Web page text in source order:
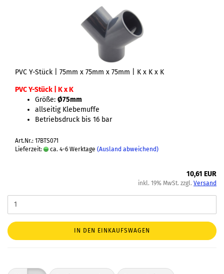
PVC Y-Stück | 75mm x 75mm x 75mm | K x K x K
PVC Y-Stück | K x K
Größe: Ø75mm
allseitig Klebemuffe
Betriebsdruck bis 16 bar
Art.Nr.: 17BTS071
Lieferzeit:
ca. 4-6 Werktage (Ausland abweichend)
10,61 EUR
inkl. 19% MwSt. zzgl. Versand
IN DEN EINKAUFSWAGEN